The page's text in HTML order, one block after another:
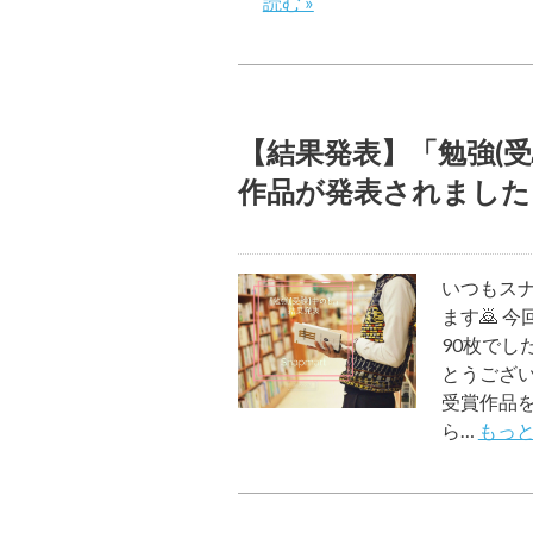
【結果発表】「勉強(
作品が発表されまし
いつもス
ます🙇 今
90枚でし
とうござ
受賞作品
ら… もっ